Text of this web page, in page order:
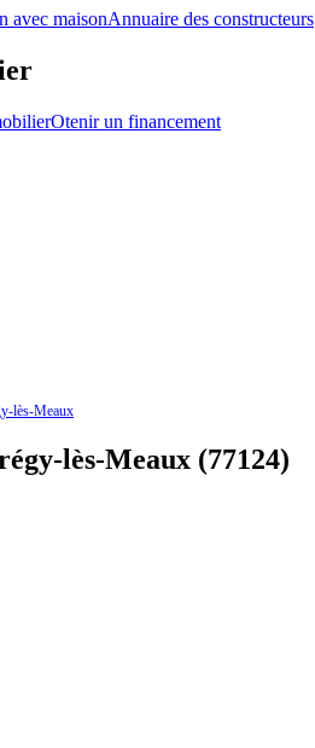
avec maisonAnnuaire des constructeurs
Otenir un financement
lès-Meaux
lès-Meaux (77124)